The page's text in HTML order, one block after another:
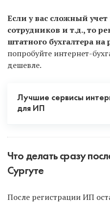
Если у вас сложный
сотрудников и т.д., то
штатного бухгалтера на
попробуйте интернет-
дешевле.
Лучшие сервисы
для ИП
дарит 1 год бесплатного
Что делать сразу
Сургуте
После регистрации ИП